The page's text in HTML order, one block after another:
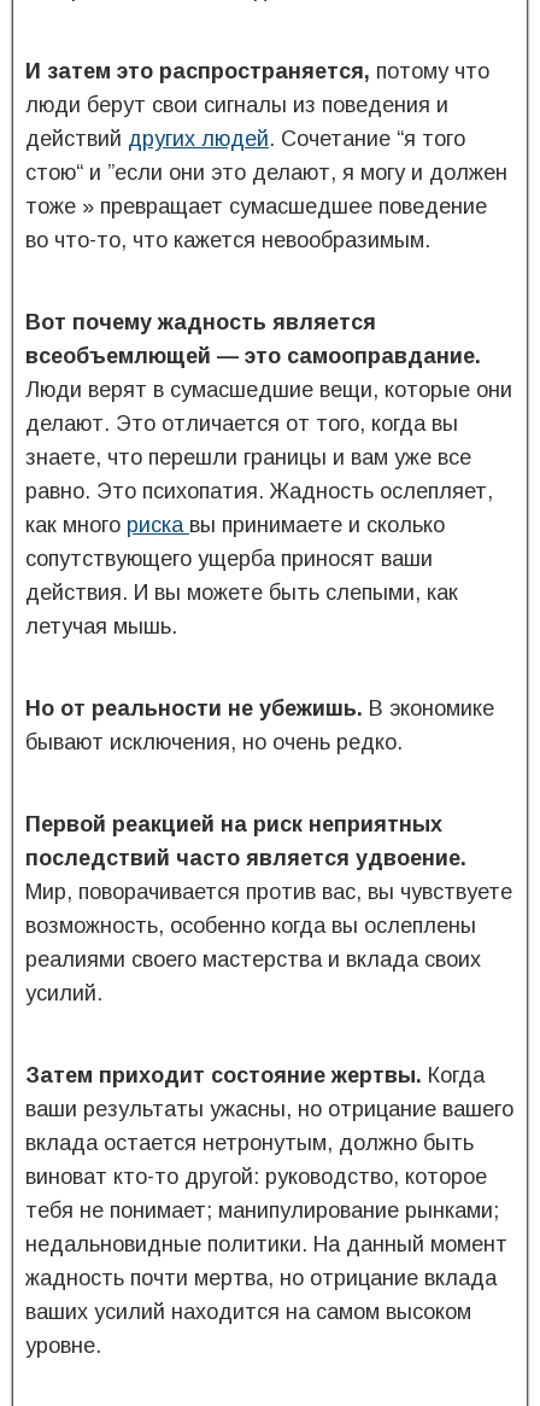
И затем это распространяется, потому что
люди берут свои сигналы из поведения и
действий других людей. Сочетание “я того
стою“ и ”если они это делают, я могу и должен
тоже » превращает сумасшедшее поведение
во что-то, что кажется невообразимым.
Вот почему жадность является
всеобъемлющей — это самооправдание.
Люди верят в сумасшедшие вещи, которые они
делают. Это отличается от того, когда вы
знаете, что перешли границы и вам уже все
равно. Это психопатия. Жадность ослепляет,
как много риска вы принимаете и сколько
сопутствующего ущерба приносят ваши
действия. И вы можете быть слепыми, как
летучая мышь.
Но от реальности не убежишь. В экономике
бывают исключения, но очень редко.
Первой реакцией на риск неприятных
последствий часто является удвоение.
Мир, поворачивается против вас, вы чувствуете
возможность, особенно когда вы ослеплены
реалиями своего мастерства и вклада своих
усилий.
Затем приходит состояние жертвы. Когда
ваши результаты ужасны, но отрицание вашего
вклада остается нетронутым, должно быть
виноват кто-то другой: руководство, которое
тебя не понимает; манипулирование рынками;
недальновидные политики. На данный момент
жадность почти мертва, но отрицание вклада
ваших усилий находится на самом высоком
уровне.